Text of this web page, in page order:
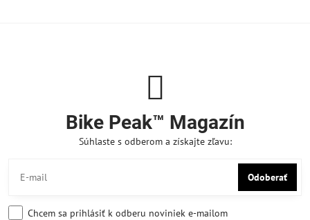
Bike Peak™ Magazín
Súhlaste s odberom a získajte zľavu:
Odoberať
Chcem sa prihlásiť k odberu noviniek e-mailom